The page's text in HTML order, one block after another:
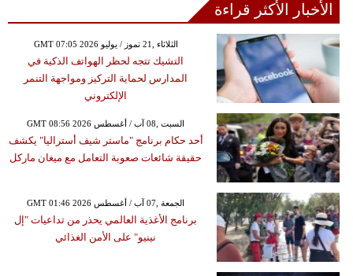
الأخبار الأكثر قراءة
GMT 07:05 2026 الثلاثاء ,21 تموز / يوليو
التشيك تتجه لحظر الهواتف الذكية في
المدارس لحماية التركيز ومواجهة التنمر
الإلكتروني
GMT 08:56 2026 السبت ,08 آب / أغسطس
أحد حكام برنامج "ماستر شيف أستراليا" يكشف
حقيقة شائعات صعوبة التعامل مع ميغان ماركل
GMT 01:46 2026 الجمعة ,07 آب / أغسطس
برنامج الأغذية العالمي يحذر من تداعيات "إل
نينيو" على الأمن الغذائي